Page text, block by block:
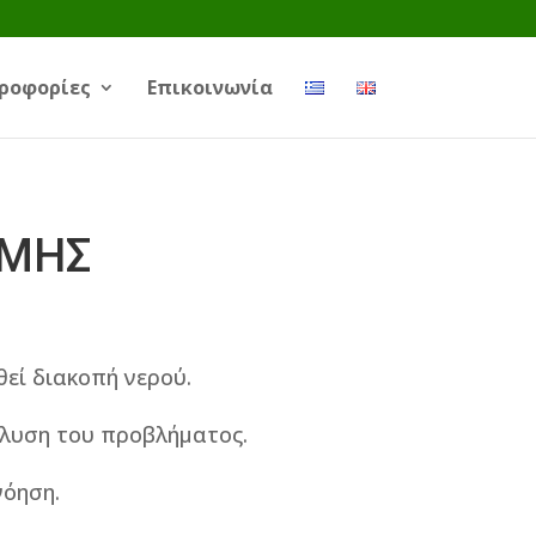
Επικοινωνία
διακοπή νερού.
του προβλήματος.